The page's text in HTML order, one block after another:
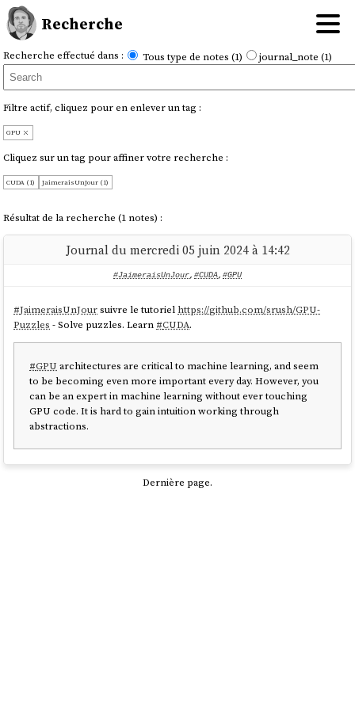
Recherche
Recherche effectué dans : Tous type de notes (1) journal_note (1)
Filtre actif, cliquez pour en enlever un tag :
GPU
Cliquez sur un tag pour affiner votre recherche :
CUDA (1) JaimeraisUnJour (1)
Résultat de la recherche (1 notes) :
Journal du mercredi 05 juin 2024 à 14:42
#JaimeraisUnJour, #CUDA, #GPU
#JaimeraisUnJoursuivre le tutoriel https://github.com/srush/GPU-
Puzzles- Solve puzzles. Learn #CUDA.
#GPU architectures are critical to machine learning, and seem
to be becoming even more important every day. However, you
can be an expert in machine learning without ever touching
GPU code. It is hard to gain intuition working through
abstractions.
Dernière page.